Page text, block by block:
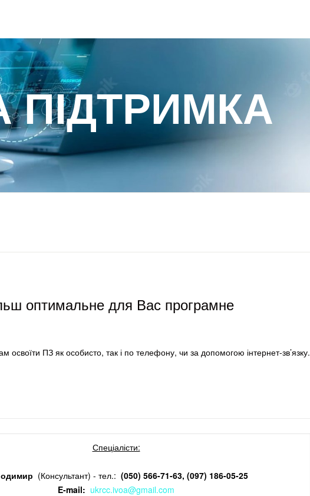
ПІДТРИМКА
оптимальне для Вас програмне
освоїти ПЗ як особисто, так і по телефону, чи за допомогою інтернет-зв’язку.
Спеціалісти:
(Консультант) - тел.: (050) 566-71-63, (097) 186-05-25
E-mail: ukrcc.ivoa@gmail.com